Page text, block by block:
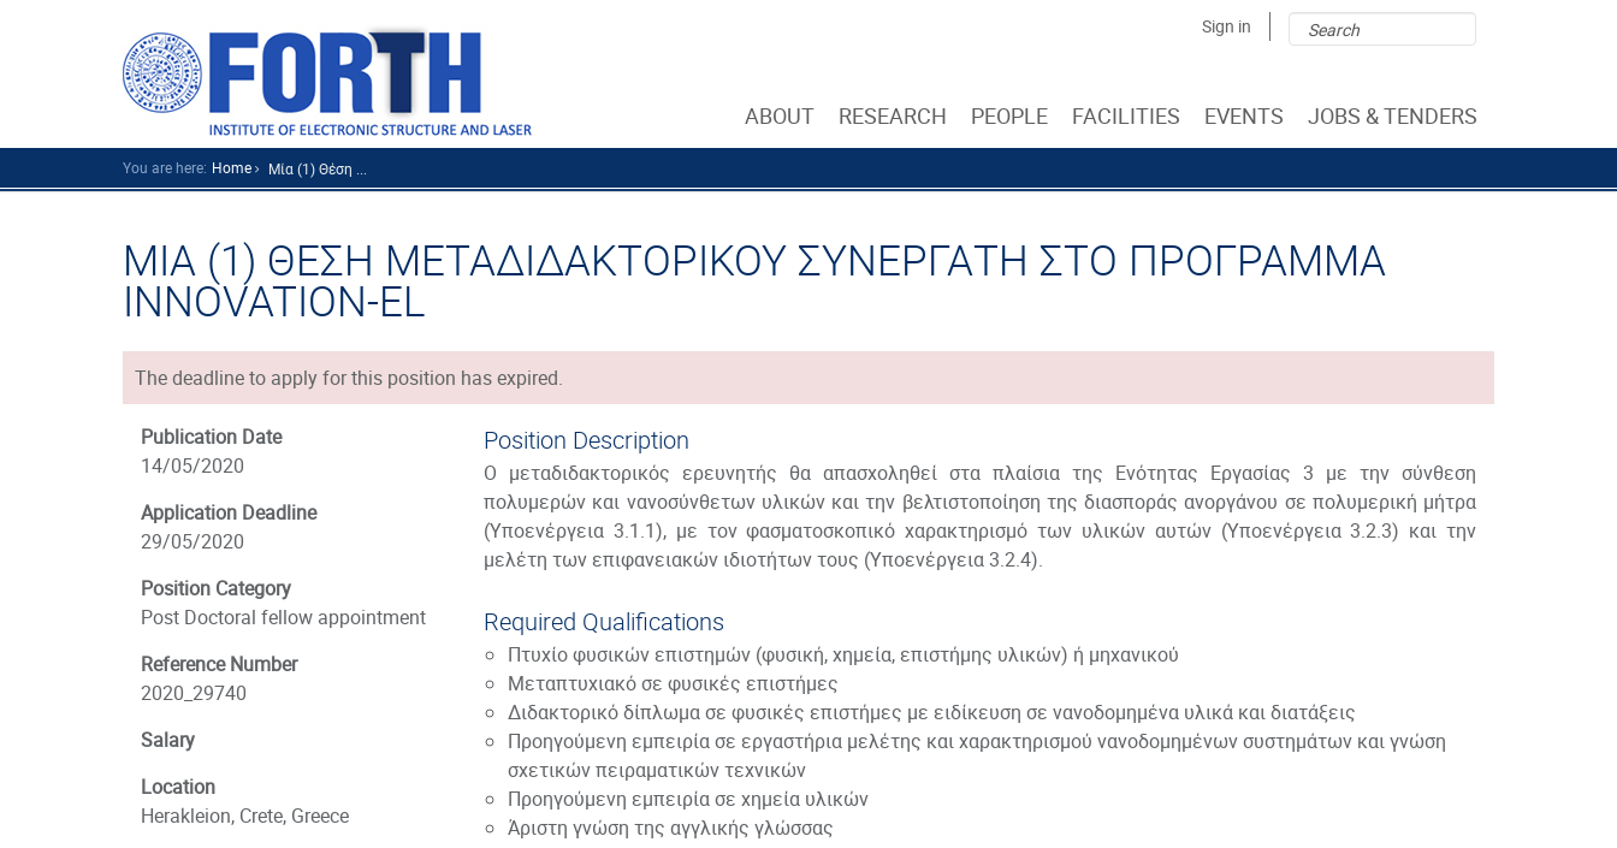
Search
form
Sign in
ABOUT RESEARCH PEOPLE FACILITIES EVENTS JOBS & TENDERS
You are here: Home Μία (1) Θέση ...
ΜΙΑ (1) ΘΕΣΗ ΜΕΤΑΔΙΔΑΚΤΟΡΙΚΟΥ ΣΥΝΕΡΓΑΤΗ ΣΤΟ ΠΡΟΓΡΑΜΜΑ
INNOVATION-EL
The deadline to apply for this position has expired.
Publication Date
14/05/2020
Application Deadline
29/05/2020
Position Category
Post Doctoral fellow appointment
Reference Number
2020_29740
Salary
Location
Herakleion, Crete, Greece
Position Description
Ο μεταδιδακτορικός ερευνητής θα απασχοληθεί στα πλαίσια της Ενότητας Εργασίας 3 με την σύνθεση
πολυμερών και νανοσύνθετων υλικών και την βελτιστοποίηση της διασποράς ανοργάνου σε πολυμερική μήτρα
(Υποενέργεια 3.1.1), με τον φασματοσκοπικό χαρακτηρισμό των υλικών αυτών (Υποενέργεια 3.2.3) και την
μελέτη των επιφανειακών ιδιοτήτων τους (Υποενέργεια 3.2.4).
Required Qualifications
Πτυχίο φυσικών επιστημών (φυσική, χημεία, επιστήμης υλικών) ή μηχανικού
Μεταπτυχιακό σε φυσικές επιστήμες
Διδακτορικό δίπλωμα σε φυσικές επιστήμες με ειδίκευση σε νανοδομημένα υλικά και διατάξεις
Προηγούμενη εμπειρία σε εργαστήρια μελέτης και χαρακτηρισμού νανοδομημένων συστημάτων και γνώση
σχετικών πειραματικών τεχνικών
Προηγούμενη εμπειρία σε χημεία υλικών
Άριστη γνώση της αγγλικής γλώσσας